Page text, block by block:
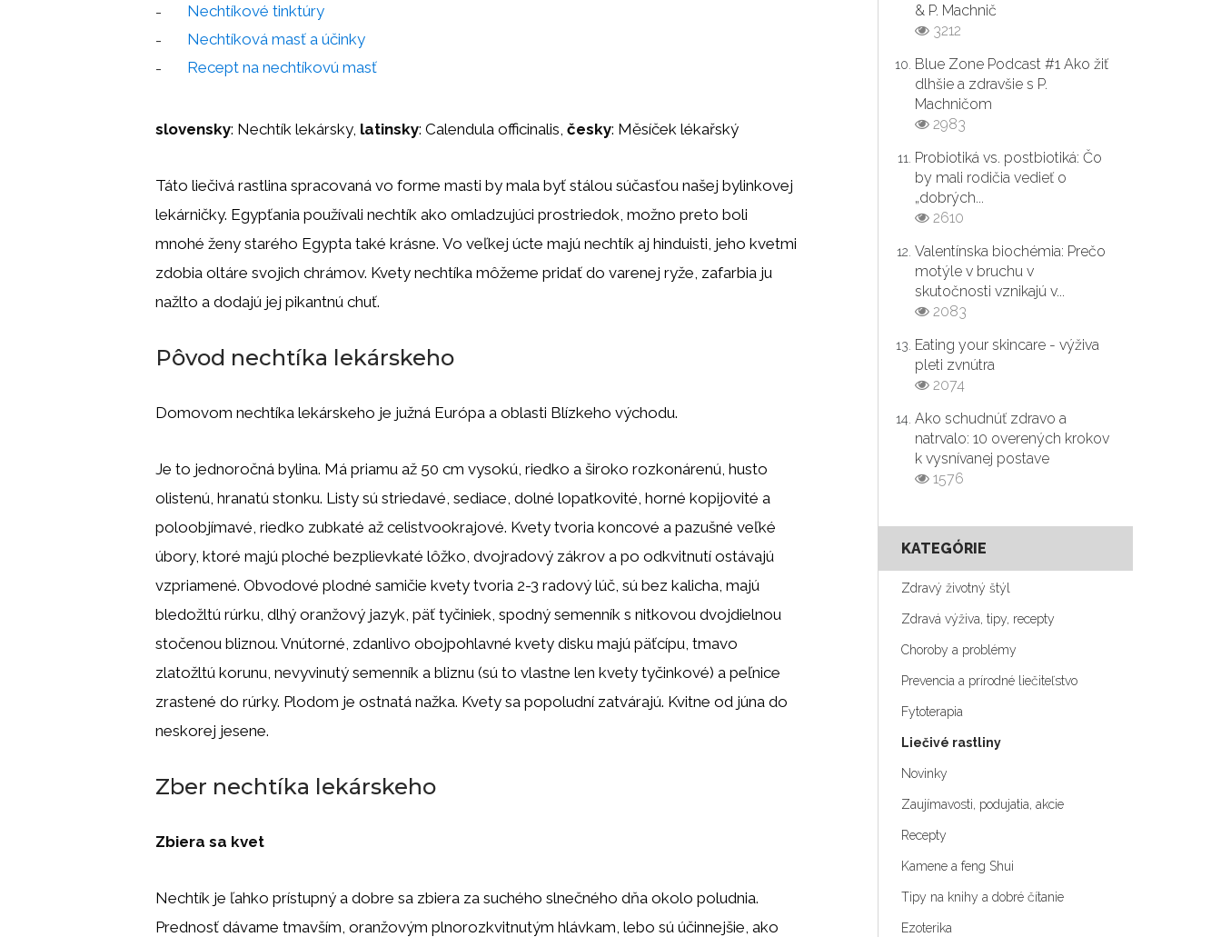
Nechtíkové tinktúry
Nechtíková masť a účinky
Recept na nechtíkovú masť
slovensky: Nechtík lekársky, latinsky: Calendula officinalis, česky: Měsíček lékařský
Táto liečivá rastlina spracovaná vo forme masti by mala byť stálou súčasťou našej bylinkovej
lekárničky. Egypťania používali nechtík ako omladzujúci prostriedok, možno preto boli
mnohé ženy starého Egypta také krásne. Vo veľkej úcte majú nechtík aj hinduisti, jeho kvetmi
zdobia oltáre svojich chrámov. Kvety nechtíka môžeme pridať do varenej ryže, zafarbia ju
nažlto a dodajú jej pikantnú chuť.
Pôvod nechtíka lekárskeho
Domovom nechtíka lekárskeho je južná Európa a oblasti Blízkeho východu.
Je to jednoročná bylina. Má priamu až 50 cm vysokú, riedko a široko rozkonárenú, husto
olistenú, hranatú stonku. Listy sú striedavé, sediace, dolné lopatkovité, horné kopijovité a
poloobjímavé, riedko zubkaté až celistvookrajové. Kvety tvoria koncové a pazušné veľké
úbory, ktoré majú ploché bezplievkaté lôžko, dvojradový zákrov a po odkvitnutí ostávajú
vzpriamené. Obvodové plodné samičie kvety tvoria 2-3 radový lúč, sú bez kalicha, majú
bledožltú rúrku, dlhý oranžový jazyk, päť tyčiniek, spodný semenník s nitkovou dvojdielnou
stočenou bliznou. Vnútorné, zdanlivo obojpohlavné kvety disku majú päťcípu, tmavo
zlatožltú korunu, nevyvinutý semenník a bliznu (sú to vlastne len kvety tyčinkové) a peľnice
zrastené do rúrky. Plodom je ostnatá nažka. Kvety sa popoludní zatvárajú. Kvitne od júna do
neskorej jesene.
Zber nechtíka lekárskeho
Zbiera sa kvet
Nechtík je ľahko prístupný a dobre sa zbiera za suchého slnečného dňa okolo poludnia.
Prednosť dávame tmavším, oranžovým plnorozkvitnutým hlávkam, lebo sú účinnejšie, ako
& P. Machnič
3212
Blue Zone Podcast #1 Ako žiť
dlhšie a zdravšie s P.
Machničom
2983
Probiotiká vs. postbiotiká: Čo
by mali rodičia vedieť o
„dobrých...
2610
Valentínska biochémia: Prečo
motýle v bruchu v
skutočnosti vznikajú v...
2083
Eating your skincare - výživa
pleti zvnútra
2074
Ako schudnúť zdravo a
natrvalo: 10 overených krokov
k vysnívanej postave
1576
KATEGÓRIE
Zdravý životný štýl
Zdravá výživa, tipy, recepty
Choroby a problémy
Prevencia a prírodné liečiteľstvo
Fytoterapia
Liečivé rastliny
Novinky
Zaujímavosti, podujatia, akcie
Recepty
Kamene a feng Shui
Tipy na knihy a dobré čítanie
Ezoterika